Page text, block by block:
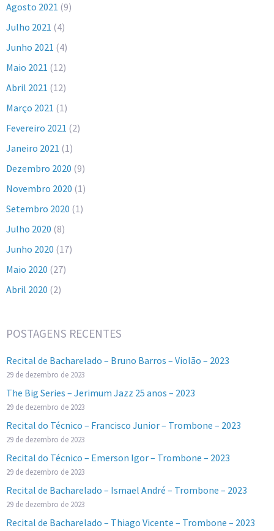
Agosto 2021 (9)
Julho 2021 (4)
Junho 2021 (4)
Maio 2021 (12)
Abril 2021 (12)
Março 2021 (1)
Fevereiro 2021 (2)
Janeiro 2021 (1)
Dezembro 2020 (9)
Novembro 2020 (1)
Setembro 2020 (1)
Julho 2020 (8)
Junho 2020 (17)
Maio 2020 (27)
Abril 2020 (2)
POSTAGENS RECENTES
Recital de Bacharelado – Bruno Barros – Violão – 2023
29 de dezembro de 2023
The Big Series – Jerimum Jazz 25 anos – 2023
29 de dezembro de 2023
Recital do Técnico – Francisco Junior – Trombone – 2023
29 de dezembro de 2023
Recital do Técnico – Emerson Igor – Trombone – 2023
29 de dezembro de 2023
Recital de Bacharelado – Ismael André – Trombone – 2023
29 de dezembro de 2023
Recital de Bacharelado – Thiago Vicente – Trombone – 2023